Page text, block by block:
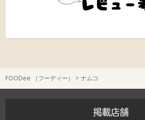
FOODee （フーディー） >ナムコ
掲載店舗